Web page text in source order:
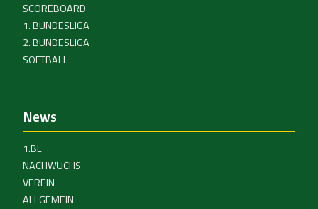
SCOREBOARD
1. BUNDESLIGA
2. BUNDESLIGA
SOFTBALL
News
1.BL
NACHWUCHS
VEREIN
ALLGEMEIN